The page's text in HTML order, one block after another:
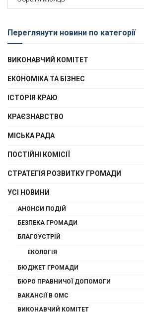
новин
Переглянути новини по категорії
ВИКОНАВЧИЙ КОМІТЕТ
ЕКОНОМІКА ТА БІЗНЕС
ІСТОРІЯ КРАЮ
КРАЄЗНАВСТВО
МІСЬКА РАДА
ПОСТІЙНІ КОМІСІЇ
СТРАТЕГІЯ РОЗВИТКУ ГРОМАДИ
УСІ НОВИНИ
АНОНСИ ПОДІЙ
БЕЗПЕКА ГРОМАДИ
БЛАГОУСТРІЙ
ЕКОЛОГІЯ
БЮДЖЕТ ГРОМАДИ
БЮРО ПРАВНИЧОЇ ДОПОМОГИ
ВАКАНСІЇ В ОМС
ВИКОНАВЧИЙ КОМІТЕТ